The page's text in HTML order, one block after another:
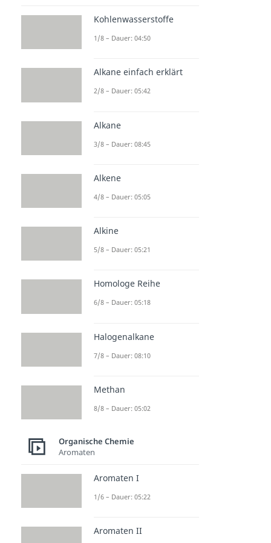
Kohlenwasserstoffe
1/8 – Dauer: 04:50
Alkane einfach erklärt
2/8 – Dauer: 05:42
Alkane
3/8 – Dauer: 08:45
Alkene
4/8 – Dauer: 05:05
Alkine
5/8 – Dauer: 05:21
Homologe Reihe
6/8 – Dauer: 05:18
Halogenalkane
7/8 – Dauer: 08:10
Methan
8/8 – Dauer: 05:02
Organische Chemie
Aromaten
Aromaten I
1/6 – Dauer: 05:22
Aromaten II